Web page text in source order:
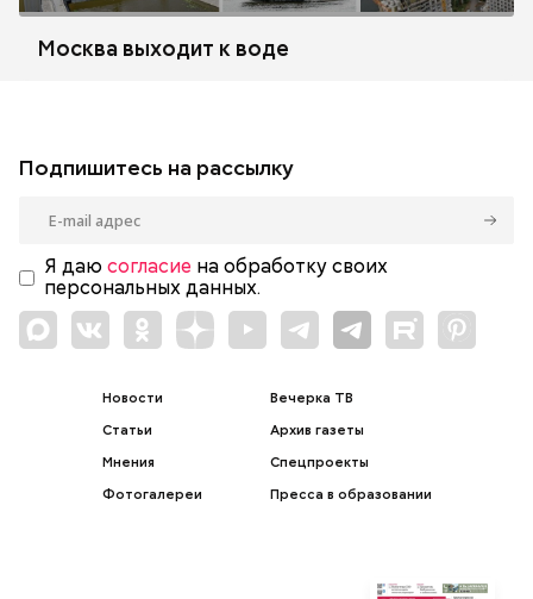
Москва выходит к воде
Подпишитесь на рассылку
Я даю согласие на обработку своих
персональных данных.
Новости
Статьи
Мнения
Фотогалереи
Вечерка ТВ
Архив газеты
Спецпроекты
Пресса в образовании